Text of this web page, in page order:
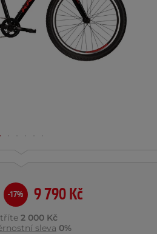
9 790 Kč
-17%
2 000 Kč
sleva 0%